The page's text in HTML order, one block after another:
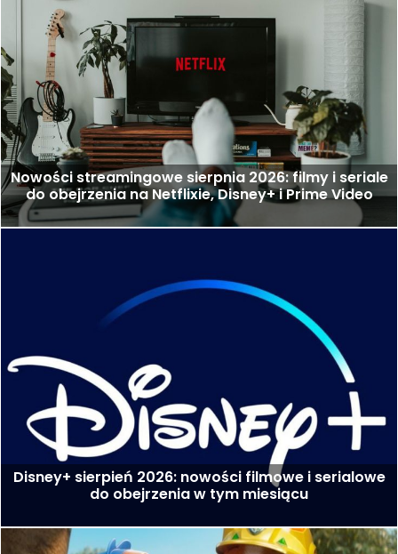
Nowości streamingowe sierpnia 2026: filmy i seriale
do obejrzenia na Netflixie, Disney+ i Prime Video
Disney+ sierpień 2026: nowości filmowe i serialowe
do obejrzenia w tym miesiącu